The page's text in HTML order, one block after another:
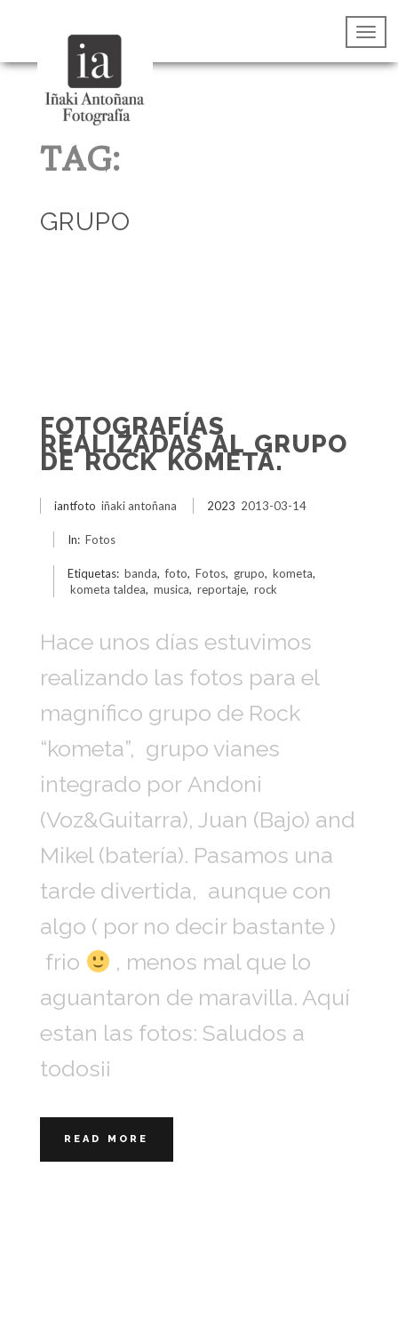
TAG:
GRUPO
FOTOGRAFÍAS
REALIZADAS AL GRUPO
DE ROCK KOMETA.
iantfoto iñaki antoñana 2023 2013-03-14
In: Fotos
Etiquetas: banda, foto, Fotos, grupo, kometa,
kometa taldea, musica, reportaje, rock
Hace unos días estuvimos
realizando las fotos para el
magnífico grupo de Rock
“kometa”, grupo vianes
integrado por Andoni
(Voz&Guitarra), Juan (Bajo) and
Mikel (batería). Pasamos una
tarde divertida, aunque con
algo ( por no decir bastante )
frio
, menos mal que lo
aguantaron de maravilla. Aquí
estan las fotos: Saludos a
todos¡¡
READ MORE